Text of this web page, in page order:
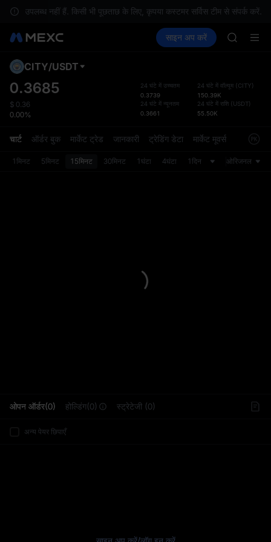
उपलब्ध नहीं हैं. किसी भी पूछताछ के लिए, कृपया कस्टमर सर्विस टीम से संपर्क करें.
स्पॉट फ़्यूचर्स SPCX कमाएँ
साइन अप करें
SPCX
UNITREE
Unitree
को
CITY/USDT
0.3685
$ 0.36
0.00%
24 घंटे में उच्चतम
0.3739
24 घंटे में न्यूनतम
0.3661
24 घंटे में वॉल्यूम (CITY)
150.39K
24 घंटे में राशि (USDT)
55.50K
चार्ट ऑर्डर बुक मार्केट ट्रेड जानकारी ट्रेडिंग डेटा मार्केट मूवर्स
1मिनट 5मिनट 15मिनट 30मिनट 1घंटा 4घंटा 1दिन ओरिजनल
ओपन ऑर्डर(0) होल्डिंग(0) स्ट्रेटेजी (0)
अन्य पेयर छिपाएँ